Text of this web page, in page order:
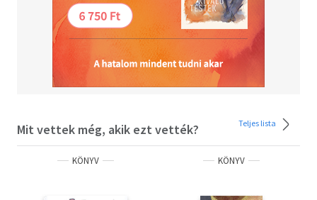
Mit vettek még, akik ezt vették? Teljes lista
KÖNYV KÖNYV